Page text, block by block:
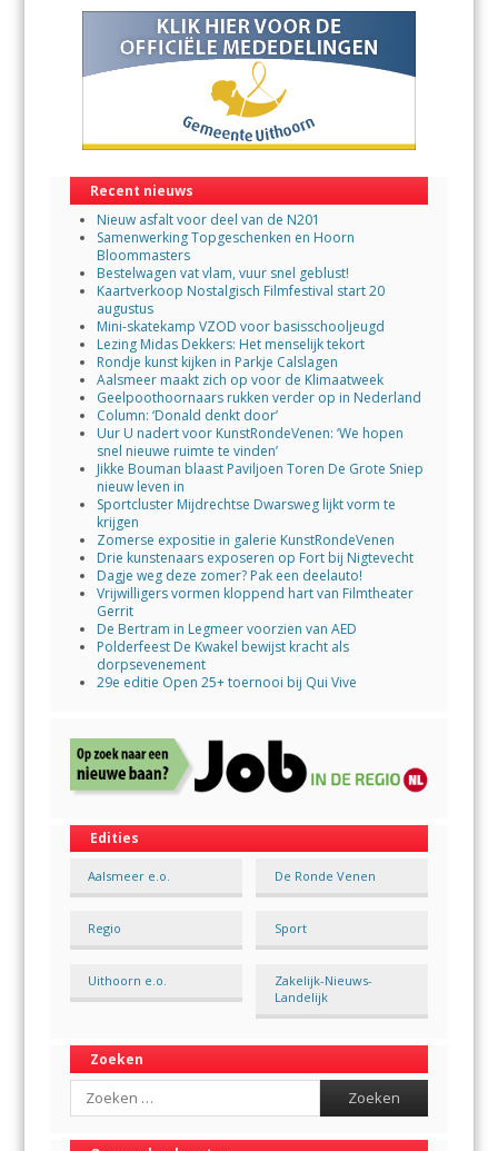
Recent nieuws
Nieuw asfalt voor deel van de N201
Samenwerking Topgeschenken en Hoorn
Bloommasters
Bestelwagen vat vlam, vuur snel geblust!
Kaartverkoop Nostalgisch Filmfestival start 20
augustus
Mini-skatekamp VZOD voor basisschooljeugd
Lezing Midas Dekkers: Het menselijk tekort
Rondje kunst kijken in Parkje Calslagen
Aalsmeer maakt zich op voor de Klimaatweek
Geelpoothoornaars rukken verder op in Nederland
Column: ‘Donald denkt door’
Uur U nadert voor KunstRondeVenen: ‘We hopen
snel nieuwe ruimte te vinden’
Jikke Bouman blaast Paviljoen Toren De Grote Sniep
nieuw leven in
Sportcluster Mijdrechtse Dwarsweg lijkt vorm te
krijgen
Zomerse expositie in galerie KunstRondeVenen
Drie kunstenaars exposeren op Fort bij Nigtevecht
Dagje weg deze zomer? Pak een deelauto!
Vrijwilligers vormen kloppend hart van Filmtheater
Gerrit
De Bertram in Legmeer voorzien van AED
Polderfeest De Kwakel bewijst kracht als
dorpsevenement
29e editie Open 25+ toernooi bij Qui Vive
Edities
Aalsmeer e.o. De Ronde Venen
Regio Sport
Uithoorn e.o.
Zakelijk-Nieuws-
Landelijk
Zoeken
Search